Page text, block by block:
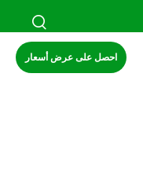
احصل على عرض أسعار